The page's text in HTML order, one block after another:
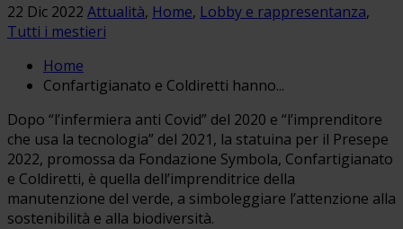
22 Dic 2022 Attualità, Home, Lobby e rappresentanza,
Tutti i mestieri
Home
Confartigianato e Coldiretti hanno...
Dopo “l’infermiera anti Covid” del 2020 e “l’imprenditore
che usa la tecnologia” del 2021, la statuina per il Presepe
2022, promossa da Fondazione Symbola, Confartigianato
e Coldiretti, è quella dell’imprenditrice della
manutenzione del verde, a simboleggiare l’attenzione alla
sostenibilità e alla biodiversità.